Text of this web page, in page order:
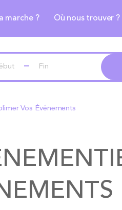
marche ? Où nous trouver ?
Vos Événements